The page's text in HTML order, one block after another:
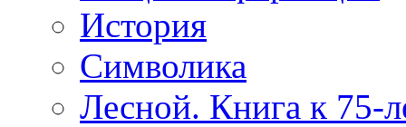
История
Символика
Лесной. Книга к 75-